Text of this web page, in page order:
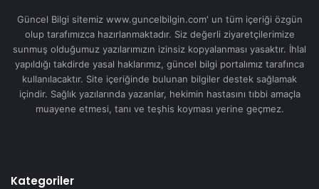
Güncel Bilgi sitemiz www.guncelbilgin.com' un tüm içeriği özgün
olup tarafımızca hazırlanmaktadır. Siz değerli ziyaretçilerimize
sunmuş olduğumuz yazılarımızın izinsiz kopyalanması yasaktır. İhlal
yapıldığı takdirde yasal haklarımız, güncel bilgi portalımız tarafınca
kullanılacaktır. Site içeriğinde bulunan bilgiler destek sağlamak
içindir. Sağlık yazılarında yazanlar, hekimin hastasını tıbbi amaçla
muayene etmesi, tanı ve teşhis koyması yerine geçmez.
Kategoriler